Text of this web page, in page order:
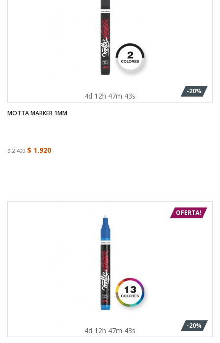
4d 12h 47m 43s
-20%
MOTTA MARKER 1MM
$ 2.400$ 1.920
OFERTA!
4d 12h 47m 43s
-20%